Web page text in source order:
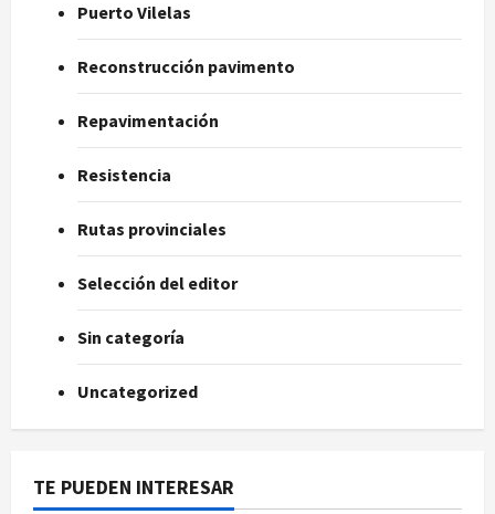
Puerto Vilelas
Reconstrucción pavimento
Repavimentación
Resistencia
Rutas provinciales
Selección del editor
Sin categoría
Uncategorized
TE PUEDEN INTERESAR